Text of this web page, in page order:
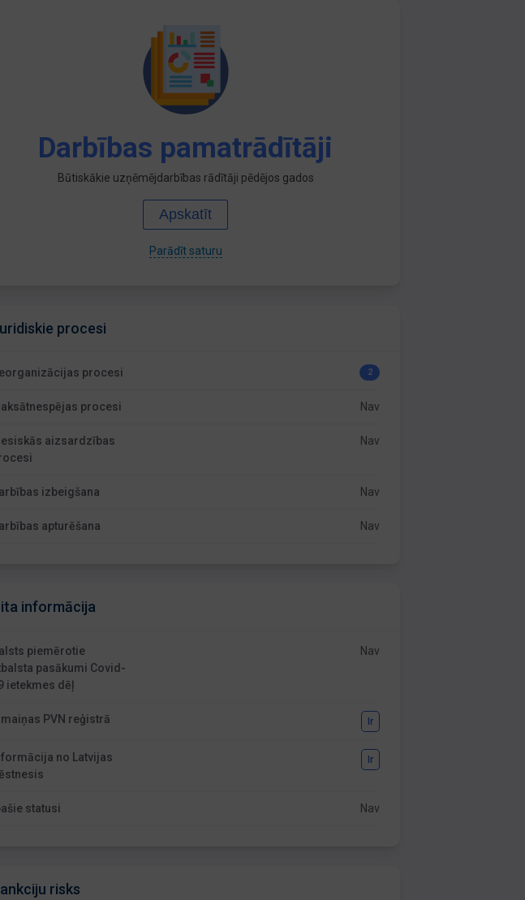
Darbības pamatrādītāji
Būtiskākie uzņēmējdarbības rādītāji pēdējos gados
Apskatīt
Parādīt saturu
procesi
procesi 2
procesi Nav
aizsardzības
Nav
izbeigšana Nav
apturēšana Nav
informācija
piemērotie
pasākumi Covid-
ietekmes dēļ
Nav
PVN reģistrā Ir
no Latvijas
Ir
statusi Nav
risks